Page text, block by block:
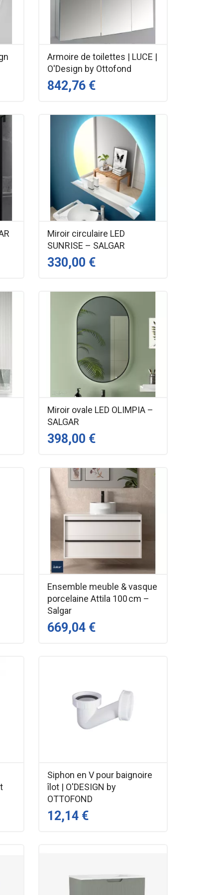
Armoire de toilettes | LUCE |
O'Design by Ottofond
842,76 €
Miroir circulaire LED
SUNRISE – SALGAR
330,00 €
Miroir ovale LED OLIMPIA –
SALGAR
398,00 €
Ensemble meuble & vasque
porcelaine Attila 100 cm –
Salgar
669,04 €
Siphon en V pour baignoire
îlot | O'DESIGN by
OTTOFOND
12,14 €